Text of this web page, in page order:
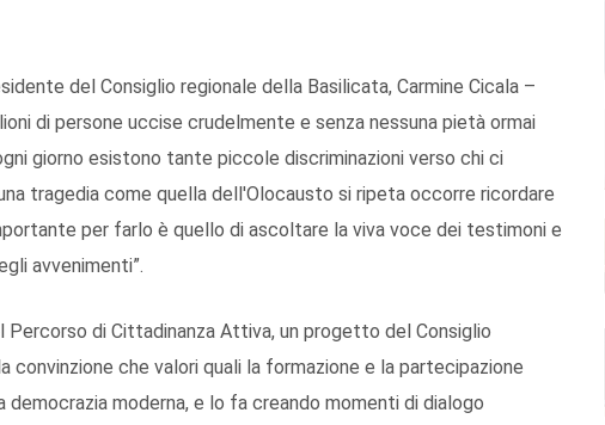
del Consiglio regionale della Basilicata, Carmine Cicala –
di persone uccise crudelmente e senza nessuna pietà ormai
giorno esistono tante piccole discriminazioni verso chi ci
tragedia come quella dell'Olocausto si ripeta occorre ricordare
per farlo è quello di ascoltare la viva voce dei testimoni e
avvenimenti”.
Percorso di Cittadinanza Attiva, un progetto del Consiglio
convinzione che valori quali la formazione e la partecipazione
moderna, e lo fa creando momenti di dialogo